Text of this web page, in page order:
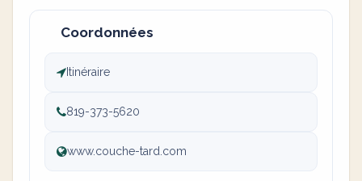
Coordonnées
Itinéraire
819-373-5620
www.couche-tard.com